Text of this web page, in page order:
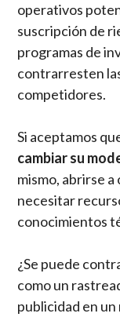
operativos
suscripción de
programas de
contrarresten
competidores.
Si aceptamos
cambiar su
mismo, abrirse
necesitar
conocimientos
¿Se puede
como un
publicidad en un